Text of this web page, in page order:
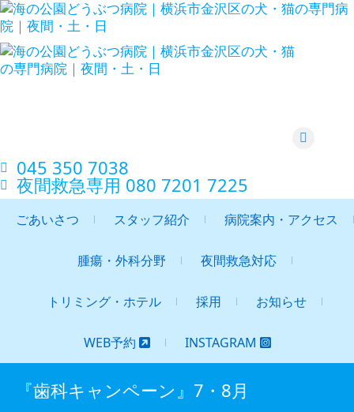
Skip
to
content
の犬・猫の専門病院｜夜間・土・日
045 350 7038‬
夜間救急専用 080 7201 7225‬
ごあいさつ スタッフ紹介 病院案内・アクセス
腫瘍・外科分野 夜間救急対応
トリミング・ホテル 採用 お知らせ
WEB予約 INSTAGRAM
『歯科キャンペーン』7・8月